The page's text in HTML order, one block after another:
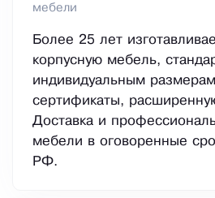
мебели
Более 25 лет
корпусную мебель,
индивидуальным
сертификаты,
Доставка и
мебели в оговоренные
РФ.